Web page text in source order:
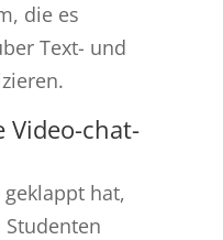
die es
Text- und
Video-chat-
hat,